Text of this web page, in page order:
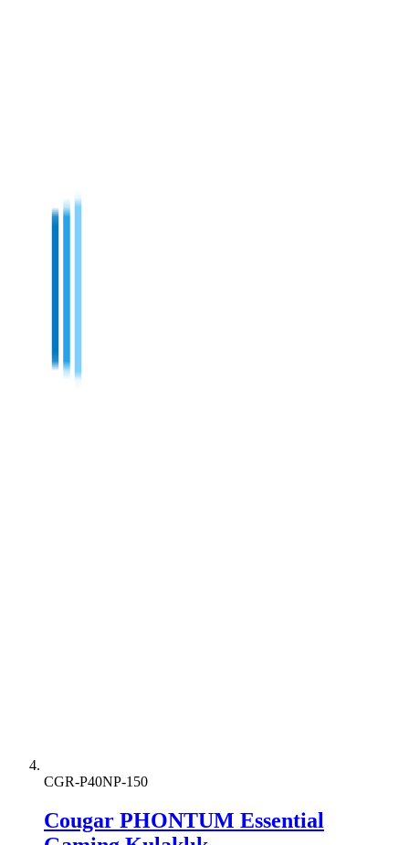
CGR-P40NP-150
Cougar PHONTUM Essential